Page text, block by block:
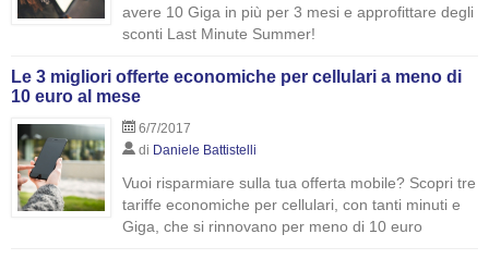
avere 10 Giga in più per 3 mesi e approfittare degli
sconti Last Minute Summer!
Le 3 migliori offerte economiche per cellulari a meno di
10 euro al mese
6/7/2017
di Daniele Battistelli
Vuoi risparmiare sulla tua offerta mobile? Scopri tre
tariffe economiche per cellulari, con tanti minuti e
Giga, che si rinnovano per meno di 10 euro